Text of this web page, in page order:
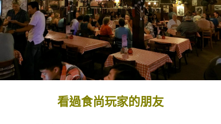
看過食尚玩家的朋友